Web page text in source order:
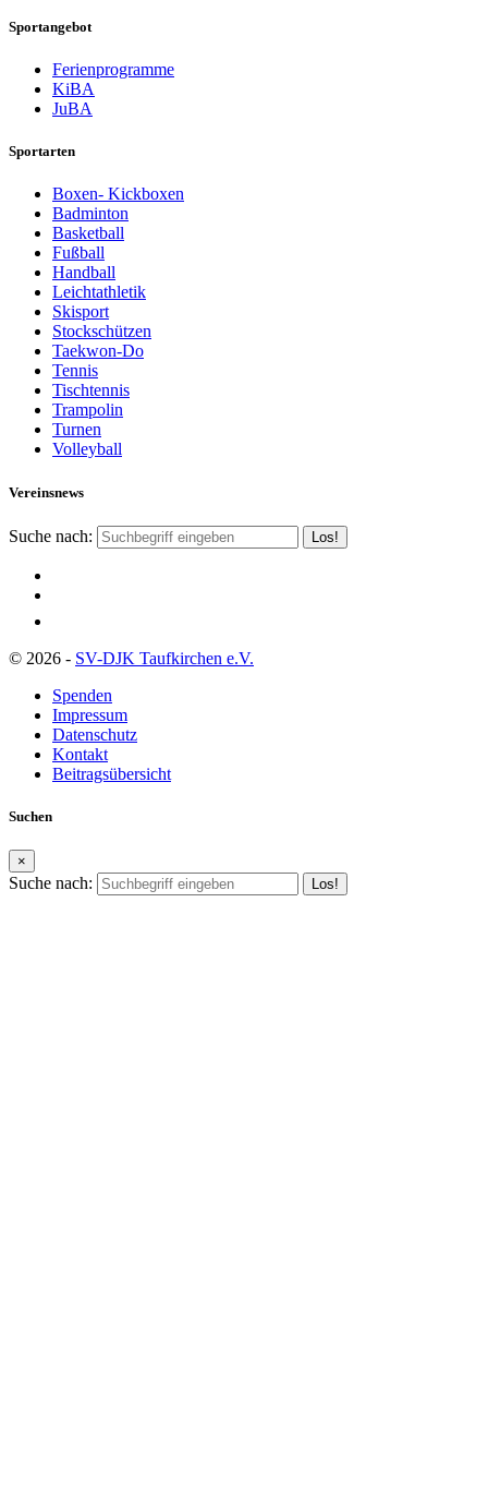
Sportangebot
Ferienprogramme
KiBA
JuBA
Sportarten
Boxen- Kickboxen
Badminton
Basketball
Fußball
Handball
Leichtathletik
Skisport
Stockschützen
Taekwon-Do
Tennis
Tischtennis
Trampolin
Turnen
Volleyball
Vereinsnews
Suche nach:
© 2026 - SV-DJK Taufkirchen e.V.
Spenden
Impressum
Datenschutz
Kontakt
Beitragsübersicht
Suchen
×
Suche nach: